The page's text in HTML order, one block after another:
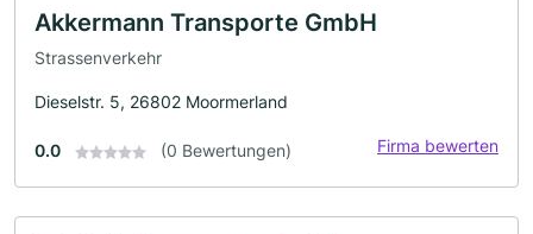
Akkermann Transporte GmbH
Strassenverkehr
Dieselstr. 5, 26802 Moormerland
0.0 (0 Bewertungen) Firma bewerten